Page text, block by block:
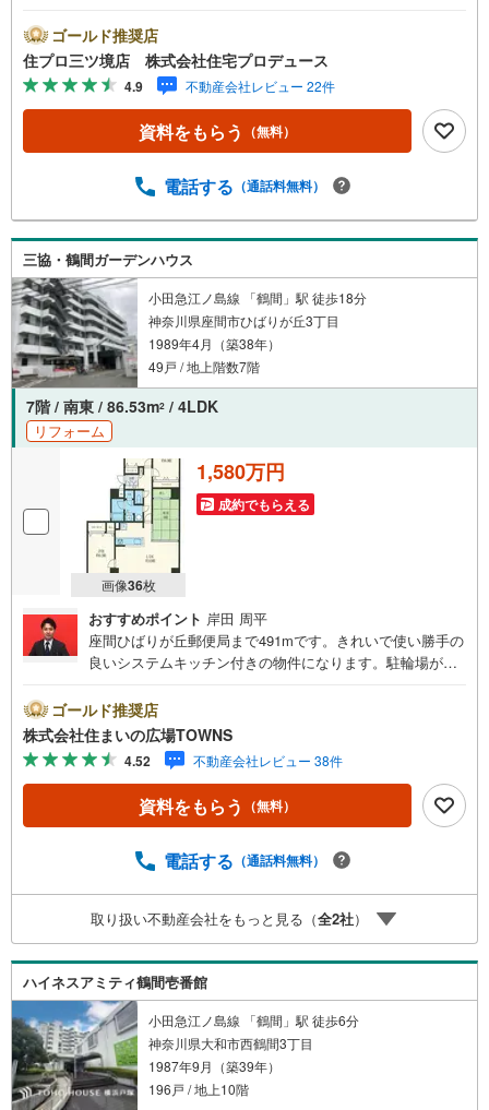
ゴールド推奨店
住プロ三ツ境店 株式会社住宅プロデュース
4.9 不動産会社レビュー 22件
資料をもらう （無料）
電話する （通話料無料）
三協・鶴間ガーデンハウス
小田急江ノ島線 「鶴間」駅 徒歩18分
神奈川県座間市ひばりが丘3丁目
1989年4月（築38年）
49戸 / 地上階数7階
7階 / 南東 / 86.53m2 / 4LDK
リフォーム
画像36枚
1,580万円
成約でもらえる
おすすめポイント 岸田 周平
座間ひばりが丘郵便局まで491mです。きれいで使い勝手の
良いシステムキッチン付きの物件になります。駐輪場が利
したリビングに充実設備のキッチンを備えた4LDK。歩道が
整備されています。寒い季節も安心の追い焚き機能付きで
す。スムーズに購入まで辿り着けるということも中古マン
ションの利点です。【年中無休/9:00～21:00】人気物件は
特にお問い合わせが集中するため、お早めにお電話下さ
い。「室内・現地を見学する」ボタンよりご予約頂くとご
す。○住宅ローンのご相談○ライフプランのシミュレーショ
す！ /他社様掲載物件も併せてご紹介可能ですのでお気軽に
お問い合わせ下さい♪駐車場もございますので、お車での
お越しも大歓迎です！
ゴールド推奨店
株式会社住まいの広場TOWNS
4.52 不動産会社レビュー 38件
資料をもらう （無料）
電話する （通話料無料）
取り扱い不動産会社をもっと見る（全2社）
ハイネスアミティ鶴間壱番館
小田急江ノ島線 「鶴間」駅 徒歩6分
神奈川県大和市西鶴間3丁目
1987年9月（築39年）
196戸 / 地上10階